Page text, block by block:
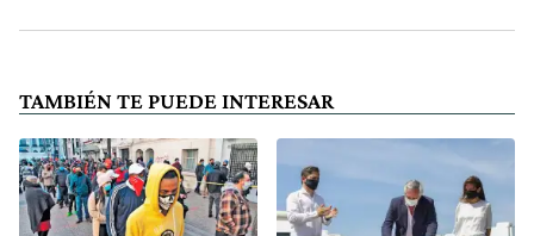
TAMBIÉN TE PUEDE INTERESAR